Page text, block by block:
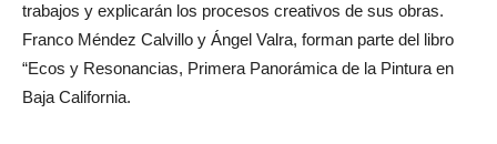
trabajos y explicarán los procesos creativos de sus obras.
Franco Méndez Calvillo y Ángel Valra, forman parte del libro
“Ecos y Resonancias, Primera Panorámica de la Pintura en
Baja California.